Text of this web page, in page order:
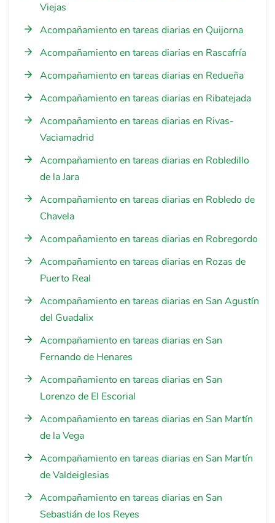
Viejas
Acompañamiento en tareas diarias en Quijorna
Acompañamiento en tareas diarias en Rascafría
Acompañamiento en tareas diarias en Redueña
Acompañamiento en tareas diarias en Ribatejada
Acompañamiento en tareas diarias en Rivas-
Vaciamadrid
Acompañamiento en tareas diarias en Robledillo
de la Jara
Acompañamiento en tareas diarias en Robledo de
Chavela
Acompañamiento en tareas diarias en Robregordo
Acompañamiento en tareas diarias en Rozas de
Puerto Real
Acompañamiento en tareas diarias en San Agustín
del Guadalix
Acompañamiento en tareas diarias en San
Fernando de Henares
Acompañamiento en tareas diarias en San
Lorenzo de El Escorial
Acompañamiento en tareas diarias en San Martín
de la Vega
Acompañamiento en tareas diarias en San Martín
de Valdeiglesias
Acompañamiento en tareas diarias en San
Sebastián de los Reyes